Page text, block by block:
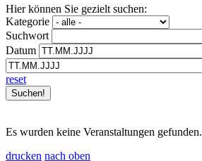
Hier können Sie gezielt suchen:
Kategorie
Suchwort
Datum
reset
Es wurden keine Veranstaltungen gefunden.
drucken nach oben